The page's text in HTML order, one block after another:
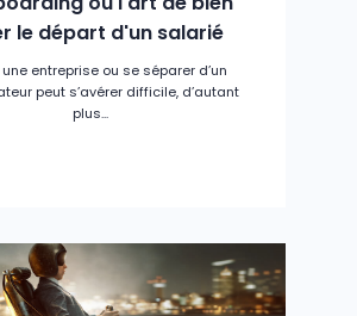
le départ d'un salarié
entreprise ou se séparer d’un
peut s’avérer difficile, d’autant
plus...